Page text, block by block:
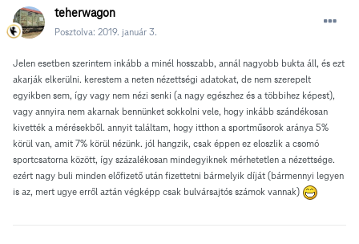
teherwagon
Posztolva: 2019. január 3.
Jelen esetben szerintem inkább a minél hosszabb, annál nagyobb bukta áll, és ezt
akarják elkerülni. kerestem a neten nézettségi adatokat, de nem szerepelt
egyikben sem, így vagy nem nézi senki (a nagy egészhez és a többihez képest),
vagy annyira nem akarnak bennünket sokkolni vele, hogy inkább szándékosan
kivették a mérésekből. annyit találtam, hogy itthon a sportműsorok aránya 5%
körül van, amit 7% körül nézünk. jól hangzik, csak éppen ez eloszlik a csomó
sportcsatorna között, így százalékosan mindegyiknek mérhetetlen a nézettsége.
ezért nagy buli minden előfizető után fizettetni bármelyik díját (bármennyi legyen
is az, mert ugye erről aztán végképp csak bulvársajtós számok vannak)